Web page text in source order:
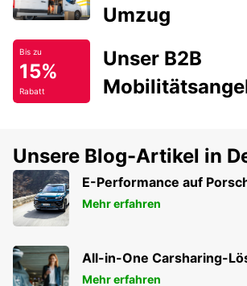
Umzug
Bis zu
15%
Rabatt
Unser B2B
Unsere Blog-Artikel in
E-Performance auf
Mehr erfahren
All-in-One Carsharing-
Mehr erfahren